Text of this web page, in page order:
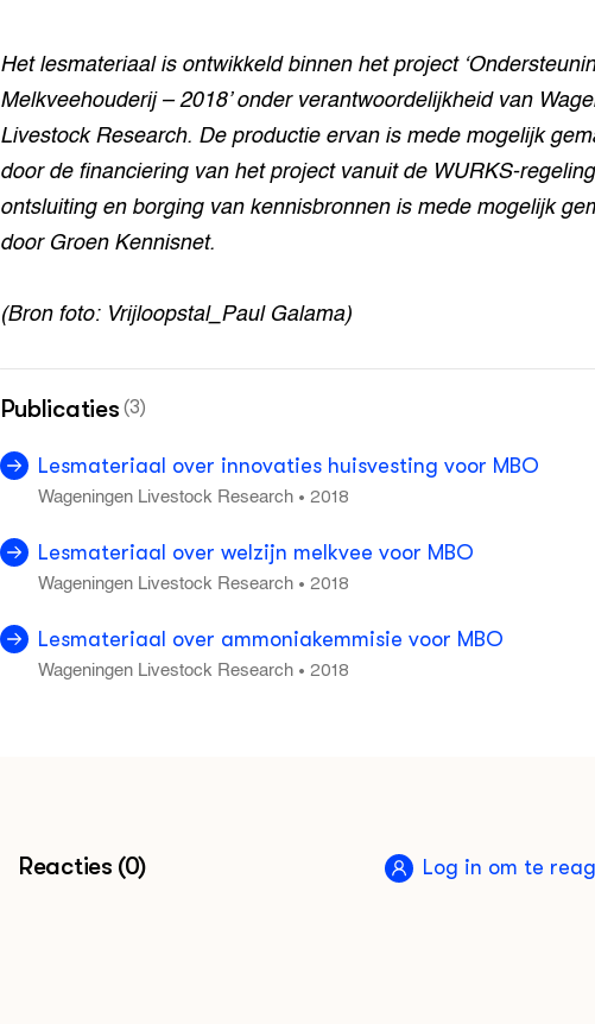
Het lesmateriaal is ontwikkeld binnen het project
Melkveehouderij – 2018’ onder verantwoordelijkheid van
Livestock Research. De productie ervan is mede mogelijk
door de financiering van het project vanuit de WURKS-
ontsluiting en borging van kennisbronnen is mede mogelijk
door Groen Kennisnet.
(Bron foto: Vrijloopstal_Paul Galama)
Publicaties (3)
Lesmateriaal over innovaties huisvesting voor MBO
Wageningen Livestock Research• 2018
Lesmateriaal over welzijn melkvee voor MBO
Wageningen Livestock Research• 2018
Lesmateriaal over ammoniakemmisie voor MBO
Wageningen Livestock Research• 2018
Reacties (0) Log in om te